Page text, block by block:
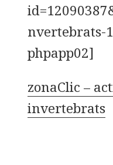
nvertebrats-
phpapp02]
zonaClic –
invertebrats